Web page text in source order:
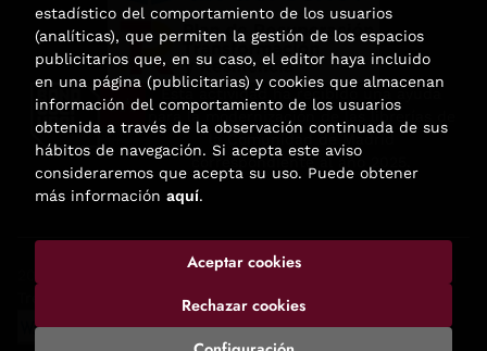
Esta actividad ha recibido una ayuda
para la modernización de las librerías de
la Comunidad de Madrid
correspondiente al año 2025.
. Todos los Derechos Reservados |
estadístico del comportamiento de los usuarios
(analíticas), que permiten la gestión de los espacios
publicitarios que, en su caso, el editor haya incluido
en una página (publicitarias) y cookies que almacenan
información del comportamiento de los usuarios
obtenida a través de la observación continuada de sus
hábitos de navegación. Si acepta este aviso
consideraremos que acepta su uso. Puede obtener
más información aquí.
Rechazar cookies
Aceptar cookies